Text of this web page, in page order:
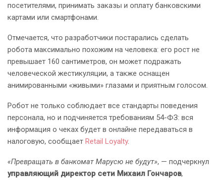
посетителями, принимать заказы и оплату банковскими
картами или смартфонами.
Отмечается, что разработчики постарались сделать
робота максимально похожим на человека: его рост не
превышает 160 сантиметров, он может подражать
человеческой жестикуляции, а также оснащен
анимированными «живыми» глазами и приятным голосом.
Робот не только соблюдает все стандарты поведения
персонала, но и подчиняется требованиям 54-ФЗ: вся
информация о чеках будет в онлайне передаваться в
налоговую, сообщает Retail Loyalty.
«Превращать в банкомат Марусю не будут», — подчеркнул
управляющий директор сети Михаил Гончаров,